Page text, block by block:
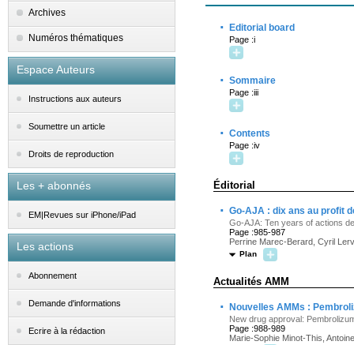
Archives
Numéros thématiques
Espace Auteurs
Instructions aux auteurs
Soumettre un article
Droits de reproduction
Les + abonnés
EM|Revues sur iPhone/iPad
Les actions
Abonnement
Demande d'informations
Ecrire à la rédaction
· Editorial board
Page :i
· Sommaire
Page :iii
· Contents
Page :iv
Éditorial
· Go-AJA : dix ans au profit
Go-AJA: Ten years of actions
Page :985-987
Perrine Marec-Berard, Cyril
Plan
Actualités AMM
· Nouvelles AMMs :
New drug approval:
Page :988-989
Marie-Sophie Minot-This,